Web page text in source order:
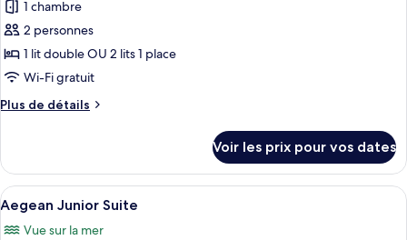
View
Room
pour
ce
type
de
chambre :
Authentic
1 chambre
2 personnes
1 lit double OU 2 lits 1 place
Wi-Fi gratuit
Plus de détails
Plus
le
type
de
chambre
Authentic
Voir les prix pour vos dates
Afficher
toutes
Une chambre d’hôtel équipée d’un
7
Aegean Junior Suite
Vue sur la mer